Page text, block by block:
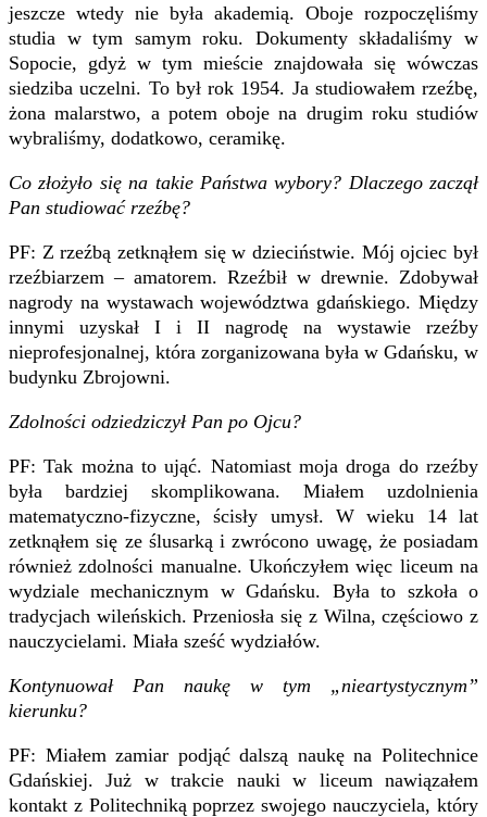
jeszcze wtedy nie była akademią. Oboje rozpoczęliśmy
studia w tym samym roku. Dokumenty składaliśmy w
Sopocie, gdyż w tym mieście znajdowała się wówczas
siedziba uczelni. To był rok 1954. Ja studiowałem rzeźbę,
żona malarstwo, a potem oboje na drugim roku studiów
wybraliśmy, dodatkowo, ceramikę.
Co złożyło się na takie Państwa wybory? Dlaczego zaczął
Pan studiować rzeźbę?
PF: Z rzeźbą zetknąłem się w dzieciństwie. Mój ojciec był
rzeźbiarzem – amatorem. Rzeźbił w drewnie. Zdobywał
nagrody na wystawach województwa gdańskiego. Między
innymi uzyskał I i II nagrodę na wystawie rzeźby
nieprofesjonalnej, która zorganizowana była w Gdańsku, w
budynku Zbrojowni.
Zdolności odziedziczył Pan po Ojcu?
PF: Tak można to ująć. Natomiast moja droga do rzeźby
była bardziej skomplikowana. Miałem uzdolnienia
matematyczno-fizyczne, ścisły umysł. W wieku 14 lat
zetknąłem się ze ślusarką i zwrócono uwagę, że posiadam
również zdolności manualne. Ukończyłem więc liceum na
wydziale mechanicznym w Gdańsku. Była to szkoła o
tradycjach wileńskich. Przeniosła się z Wilna, częściowo z
nauczycielami. Miała sześć wydziałów.
Kontynuował Pan naukę w tym „nieartystycznym”
kierunku?
PF: Miałem zamiar podjąć dalszą naukę na Politechnice
Gdańskiej. Już w trakcie nauki w liceum nawiązałem
kontakt z Politechniką poprzez swojego nauczyciela, który